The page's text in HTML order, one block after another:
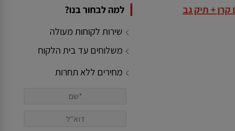
+ תיק גב
למה לבחור בנו?
שירות לקוחות מעולה
משלוחים עד בית הלקוח
מחירים ללא תחרות